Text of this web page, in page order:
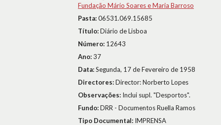
Fundação Mário Soares e Maria Barroso
Pasta:06531.069.15685
Título:Diário de Lisboa
Número: 12643
Ano:37
Data:Segunda, 17 de Fevereiro de 1958
Directores:Director: Norberto Lopes
Observações: Inclui supl. "Desportos".
Fundo:DRR - Documentos Ruella Ramos
Tipo Documental: IMPRENSA